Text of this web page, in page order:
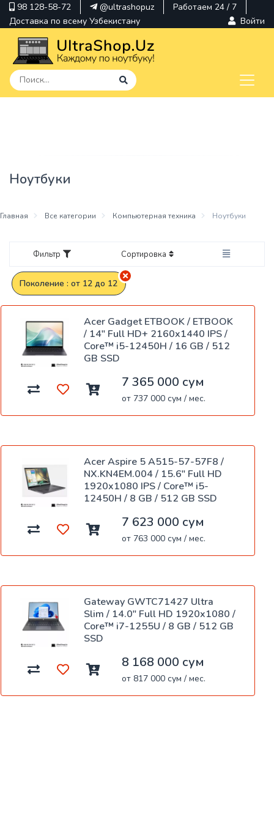
98 128-58-72 @ultrashopuz
Работаем 24 / 7
Доставка по всему Узбекистану
Войти
Hp
Ноутбуки
Главная Все категории Компьютерная техника Ноутбуки
Фильтр Сортировка
Поколение : от 12 до 12
Acer Gadget ETBOOK / ETBOOK
/ 14" Full HD+ 2160x1440 IPS /
Core™ i5-12450H / 16 GB / 512
GB SSD
7 365 000 сум
от 737 000 сум / мес.
Acer Aspire 5 A515-57-57F8 /
NX.KN4EM.004 / 15.6" Full HD
1920x1080 IPS / Core™ i5-
12450H / 8 GB / 512 GB SSD
7 623 000 сум
от 763 000 сум / мес.
Gateway GWTC71427 Ultra
Slim / 14.0" Full HD 1920x1080 /
Core™ i7-1255U / 8 GB / 512 GB
SSD
8 168 000 сум
от 817 000 сум / мес.